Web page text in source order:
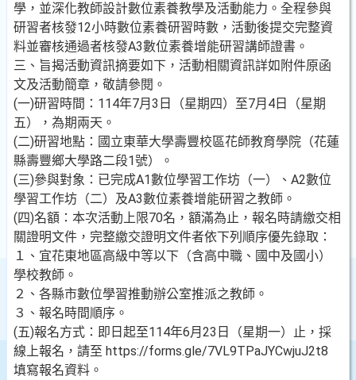
學，並深化教師設計數位素養教學及活動能力。全程參與
研習者核發12小時數位素養研習時數，活動後提交完整資
料並審核通過者核發A3數位素養增能研習講師證書。
三、旨揭活動資訊摘要如下，活動相關資訊詳如附件原函
文及活動簡章，敬請參閱。
(一)研習時間：114年7月3日（星期四）至7月4日（星期
五），為期兩天。
(二)研習地點：國立東華大學壽豐校區花師教育學院（花蓮
縣壽豐鄉大學路二段1號）。
(三)參與對象：已完成A1數位學習工作坊（一）、A2數位
學習工作坊（二）及A3數位素養增能研習之教師。
(四)名額：本次活動上限70名，額滿為止，報名時請繳交相
關證明文件，完整繳交證明文件者依下列順序優先錄取：
１、宜花東地區高級中等以下（含高中職、國中及國小）
學校教師。
２、各縣市數位學習推動辦公室推派之教師。
３、報名時間順序。
(五)報名方式：即日起至114年6月23日（星期一）止，採
線上報名，請至 https://forms.gle/7VL9TPaJYCwjuJ2t8
填寫報名資料。